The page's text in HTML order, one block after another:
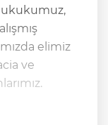
elimiz